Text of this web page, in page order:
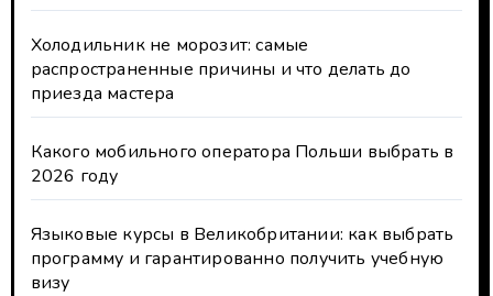
Холодильник не морозит: самые
распространенные причины и что делать до
приезда мастера
Какого мобильного оператора Польши выбрать в
2026 году
Языковые курсы в Великобритании: как выбрать
программу и гарантированно получить учебную
визу